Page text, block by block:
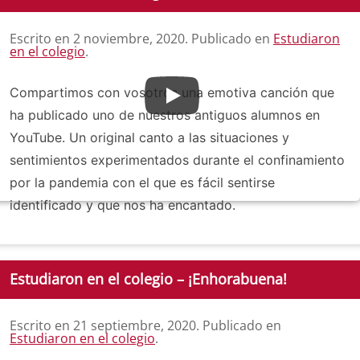
Escrito en 2 noviembre, 2020. Publicado en Estudiaron
en el colegio.
Compartimos con vosotros una emotiva canción que
ha publicado uno de nuestros antiguos alumnos en
YouTube. Un original canto a las situaciones y
sentimientos experimentados durante el confinamiento
por la pandemia con el que es fácil sentirse
identificado y que nos ha encantado.
Estudiaron en el colegio – ¡Enhorabuena!
Escrito en 21 septiembre, 2020. Publicado en
Estudiaron en el colegio.